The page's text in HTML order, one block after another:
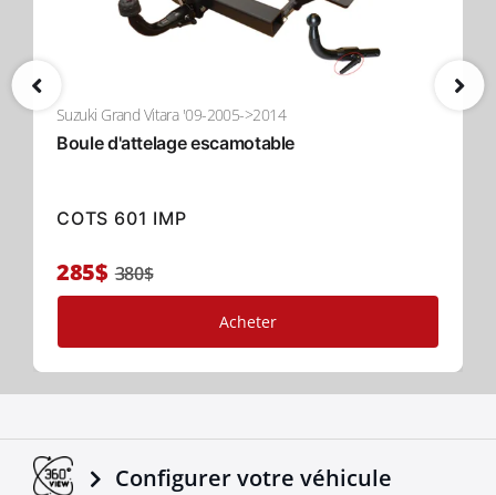
Suzuki Grand Vitara '09-2005->2014
Boule d'attelage escamotable
COTS 601 IMP
285$ 380$
Acheter
Configurer votre véhicule